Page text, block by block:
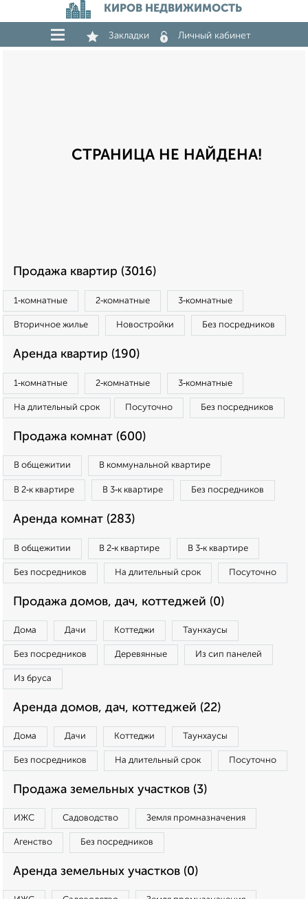
КИРОВ НЕДВИЖИМОСТЬ
Закладки Личный кабинет
СТРАНИЦА НЕ НАЙДЕНА!
Продажа квартир (3016)
1‑комнатные 2‑комнатные 3‑комнатные
Вторичное жилье Новостройки Без посредников
Аренда квартир (190)
1‑комнатные 2‑комнатные 3‑комнатные
На длительный срок Посуточно Без посредников
Продажа комнат (600)
В общежитии В коммунальной квартире
В 2‑к квартире В 3‑к квартире Без посредников
Аренда комнат (283)
В общежитии В 2‑к квартире В 3‑к квартире
Без посредников На длительный срок Посуточно
Продажа домов, дач, коттеджей (0)
Дома Дачи Коттеджи Таунхаусы
Без посредников Деревянные Из сип панелей
Из бруса
Аренда домов, дач, коттеджей (22)
Дома Дачи Коттеджи Таунхаусы
Без посредников На длительный срок Посуточно
Продажа земельных участков (3)
ИЖС Садоводство Земля промназначения
Агенство Без посредников
Аренда земельных участков (0)